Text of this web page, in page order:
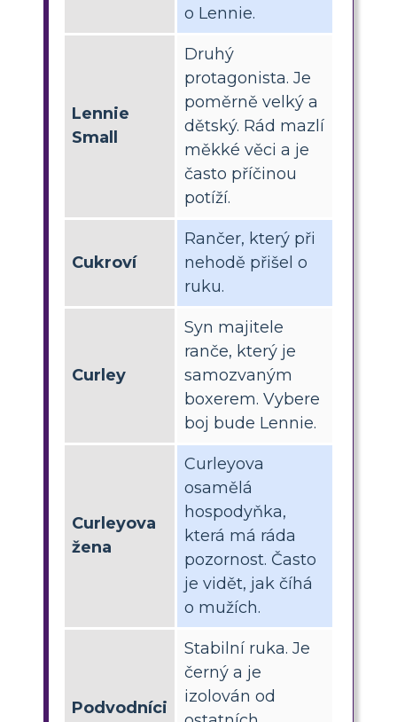
o Lennie.
Lennie
Small
Druhý
protagonista. Je
poměrně velký a
dětský. Rád mazlí
měkké věci a je
často příčinou
potíží.
Cukroví
Rančer, který při
nehodě přišel o
ruku.
Curley
Syn majitele
ranče, který je
samozvaným
boxerem. Vybere
boj bude Lennie.
Curleyova
žena
Curleyova
osamělá
hospodyňka,
která má ráda
pozornost. Často
je vidět, jak číhá
o mužích.
Podvodníci
Stabilní ruka. Je
černý a je
izolován od